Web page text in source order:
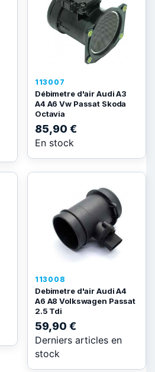
113007
Débimetre d'air Audi A3
A4 A6 Vw Passat Skoda
Octavia
85,90 €
En stock
113008
Debimetre d'air Audi A4
A6 A8 Volkswagen Passat
2.5 Tdi
59,90 €
Derniers articles en
stock